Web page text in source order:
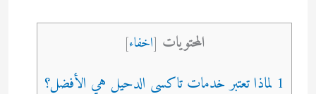
المحتويات [اخفاء]
1 لماذا تعتبر خدمات تاكسي الدحيل هي الأفضل؟